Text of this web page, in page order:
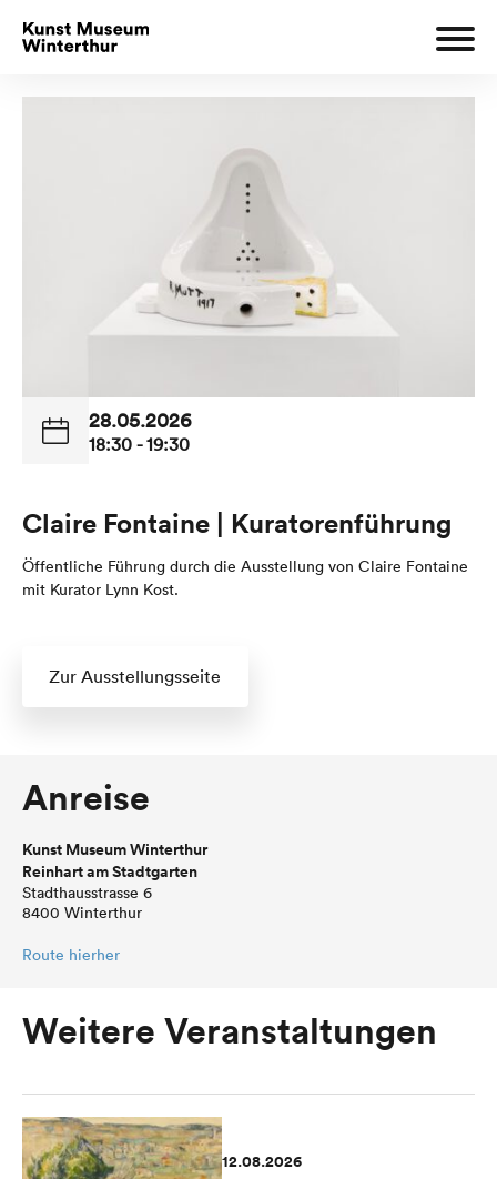
28.05.2026
18:30 - 19:30
Claire Fontaine | Kuratorenführung
Öffentliche Führung durch die Ausstellung von Claire Fontaine
mit Kurator Lynn Kost.
Zur Ausstellungsseite
Anreise
Kunst Museum Winterthur
Reinhart am Stadtgarten
Stadthausstrasse 6
8400 Winterthur
Route hierher
Weitere Veranstaltungen
12.08.2026